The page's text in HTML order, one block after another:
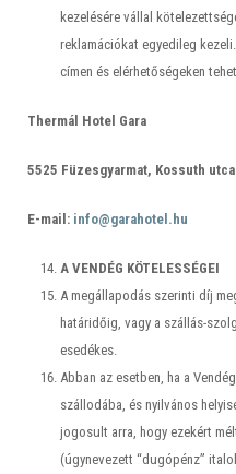
kezelésére vállal
reklamációkat egyedileg
címen és elérhetőségeken
Thermál Hotel Gara
5525 Füzesgyarmat, Kossuth
E-mail: info@garahotel.hu
A VENDÉG KÖTELESSÉGEI
A megállapodás szerinti díj
határidőig, vagy a szállás-
esedékes.
Abban az esetben, ha a
szállodába, és nyilvános
jogosult arra, hogy ezekért
(úgynevezett “dugópénz”